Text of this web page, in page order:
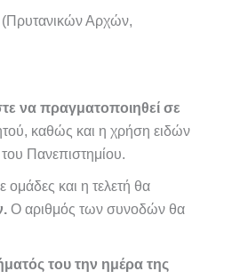
(Πρυτανικών Αρχών,
να πραγματοποιηθεί σε
καθώς και η χρήση ειδών
Πανεπιστημίου.
και η τελετή θα
Ο αριθμός των συνοδών θα
του την ημέρα της